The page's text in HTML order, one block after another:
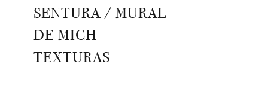
SENTURA / MURAL
DE MICH
TEXTURAS